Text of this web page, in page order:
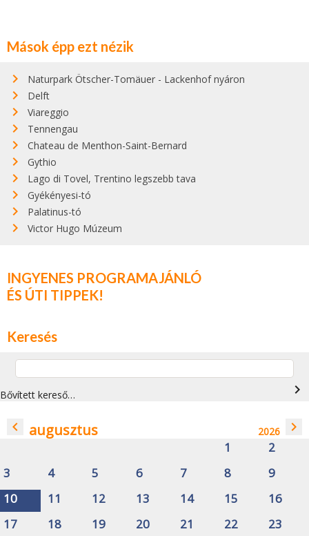
Mások épp ezt nézik
Naturpark Ötscher-Tomäuer - Lackenhof nyáron
Delft
Viareggio
Tennengau
Chateau de Menthon-Saint-Bernard
Gythio
Lago di Tovel, Trentino legszebb tava
Gyékényesi-tó
Palatinus-tó
Victor Hugo Múzeum
INGYENES PROGRAMAJÁNLÓ
ÉS ÚTI TIPPEK!
Keresés
Bővített kereső… navigate_next
navigate_before augusztus 2026 navigate_next
1
2
3
4 5 6 7 8
9
10
11 12 13 14 15
16
17
18 19 20 21 22
23